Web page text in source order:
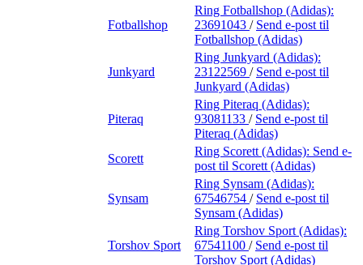
Fotballshop
Ring Fotballshop (Adidas):
23691043 / Send e-post til
Fotballshop (Adidas)
Junkyard
Ring Junkyard (Adidas):
23122569 / Send e-post til
Junkyard (Adidas)
Piteraq
Ring Piteraq (Adidas):
93081133 / Send e-post til
Piteraq (Adidas)
Scorett
Ring Scorett (Adidas): Send e-
post til Scorett (Adidas)
Synsam
Ring Synsam (Adidas):
67546754 / Send e-post til
Synsam (Adidas)
Torshov Sport
Ring Torshov Sport (Adidas):
67541100 / Send e-post til
Torshov Sport (Adidas)